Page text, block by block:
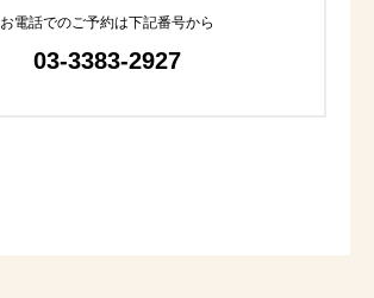
お電話でのご予約は下記番号から
03-3383-2927